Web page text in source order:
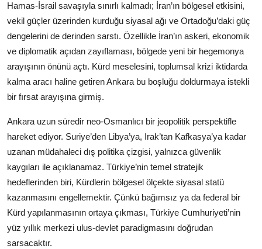
Hamas-İsrail savaşıyla sınırlı kalmadı; İran’ın bölgesel etkisini,
vekil güçler üzerinden kurduğu siyasal ağı ve Ortadoğu’daki güç
dengelerini de derinden sarstı. Özellikle İran’ın askeri, ekonomik
ve diplomatik açıdan zayıflaması, bölgede yeni bir hegemonya
arayışının önünü açtı. Kürd meselesini, toplumsal krizi iktidarda
kalma aracı haline getiren Ankara bu boşluğu doldurmaya istekli
bir fırsat arayışına girmiş.
Ankara uzun süredir neo-Osmanlıcı bir jeopolitik perspektifle
hareket ediyor. Suriye’den Libya’ya, Irak’tan Kafkasya’ya kadar
uzanan müdahaleci dış politika çizgisi, yalnızca güvenlik
kaygıları ile açıklanamaz. Türkiye’nin temel stratejik
hedeflerinden biri, Kürdlerin bölgesel ölçekte siyasal statü
kazanmasını engellemektir. Çünkü bağımsız ya da federal bir
Kürd yapılanmasının ortaya çıkması, Türkiye Cumhuriyeti’nin
yüz yıllık merkezi ulus-devlet paradigmasını doğrudan
sarsacaktır.